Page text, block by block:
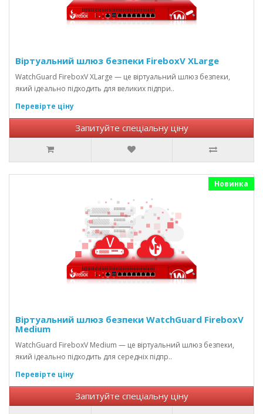
Віртуальний шлюз безпеки FireboxV XLarge
WatchGuard FireboxV XLarge — це віртуальний шлюз безпеки,
який ідеально підходить для великих підпри..
Перевірте ціну
Запитуйте спеціальну ціну
Новинка
Віртуальний шлюз безпеки WatchGuard FireboxV
Medium
WatchGuard FireboxV Medium — це віртуальний шлюз безпеки,
який ідеально підходить для середніх підпр..
Перевірте ціну
Запитуйте спеціальну ціну